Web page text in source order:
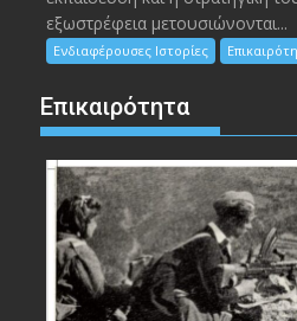
εξωστρέφεια μετουσιώνονται...
Ενδιαφέρουσες Ιστορίες
Επικαιρότητα